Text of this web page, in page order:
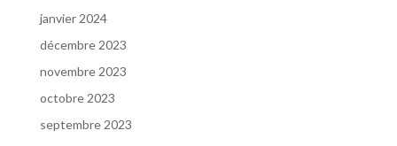
janvier 2024
décembre 2023
novembre 2023
octobre 2023
septembre 2023